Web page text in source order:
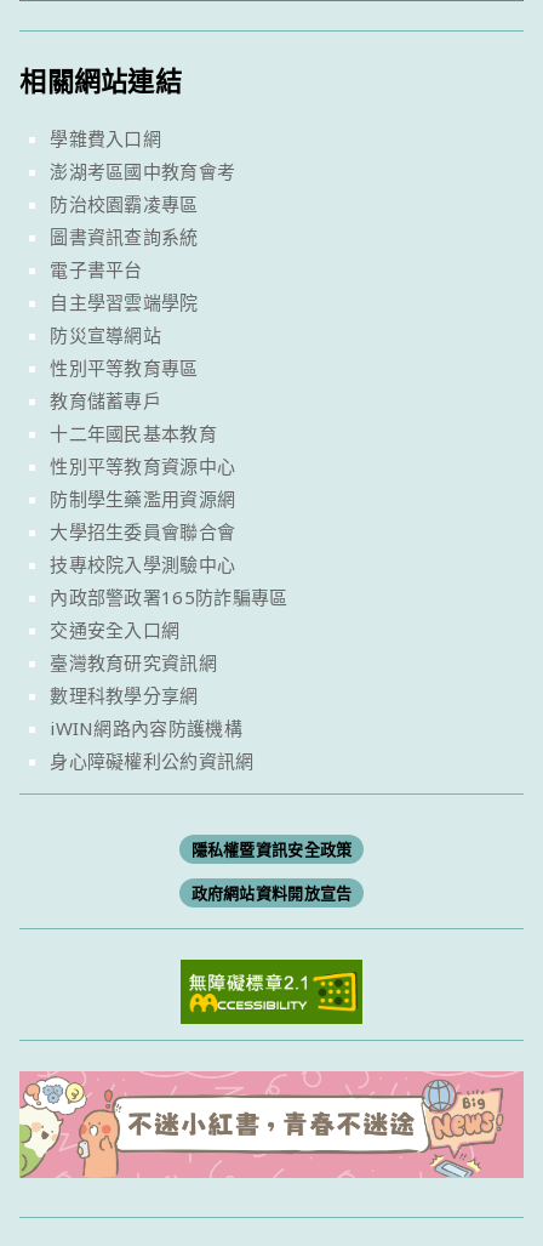
相關網站連結
學雜費入口網
澎湖考區國中教育會考
防治校園霸凌專區
圖書資訊查詢系統
電子書平台
自主學習雲端學院
防災宣導網站
性別平等教育專區
教育儲蓄專戶
十二年國民基本教育
性別平等教育資源中心
防制學生藥濫用資源網
大學招生委員會聯合會
技專校院入學測驗中心
內政部警政署165防詐騙專區
交通安全入口網
臺灣教育研究資訊網
數理科教學分享網
iWIN網路內容防護機構
身心障礙權利公約資訊網
隱私權暨資訊安全政策
政府網站資料開放宣告